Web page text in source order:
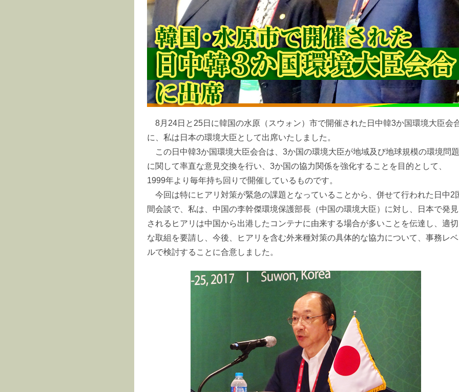
8月24日と25日に韓国の水原（スウォン）市で開催された日中韓3か国環境大臣会
に、私は日本の環境大臣として出席いたしました。
この日中韓3か国環境大臣会合は、3か国の環境大臣が地域及び地球規模の環境問題
に関して率直な意見交換を行い、3か国の協力関係を強化することを目的として、
1999年より毎年持ち回りで開催しているものです。
今回は特にヒアリ対策が緊急の課題となっていることから、併せて行われた日中2
間会談で、私は、中国の李幹傑環境保護部長（中国の環境大臣）に対し、日本で発見
されるヒアリは中国から出港したコンテナに由来する場合が多いことを伝達し、適切
な取組を要請し、今後、ヒアリを含む外来種対策の具体的な協力について、事務レベ
ルで検討することに合意しました。